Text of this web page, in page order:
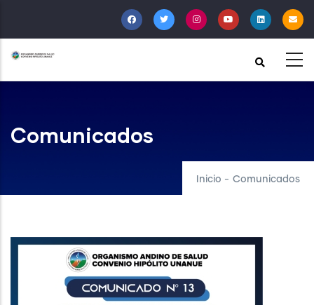
al
contenido
principal
Comunicados
Inicio - Comunicados